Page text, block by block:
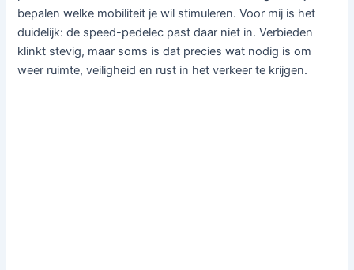
bepalen welke mobiliteit je wil stimuleren. Voor mij is het
duidelijk: de speed-pedelec past daar niet in. Verbieden
klinkt stevig, maar soms is dat precies wat nodig is om
weer ruimte, veiligheid en rust in het verkeer te krijgen.